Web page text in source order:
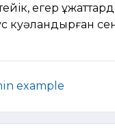
егер
куәландырған
example